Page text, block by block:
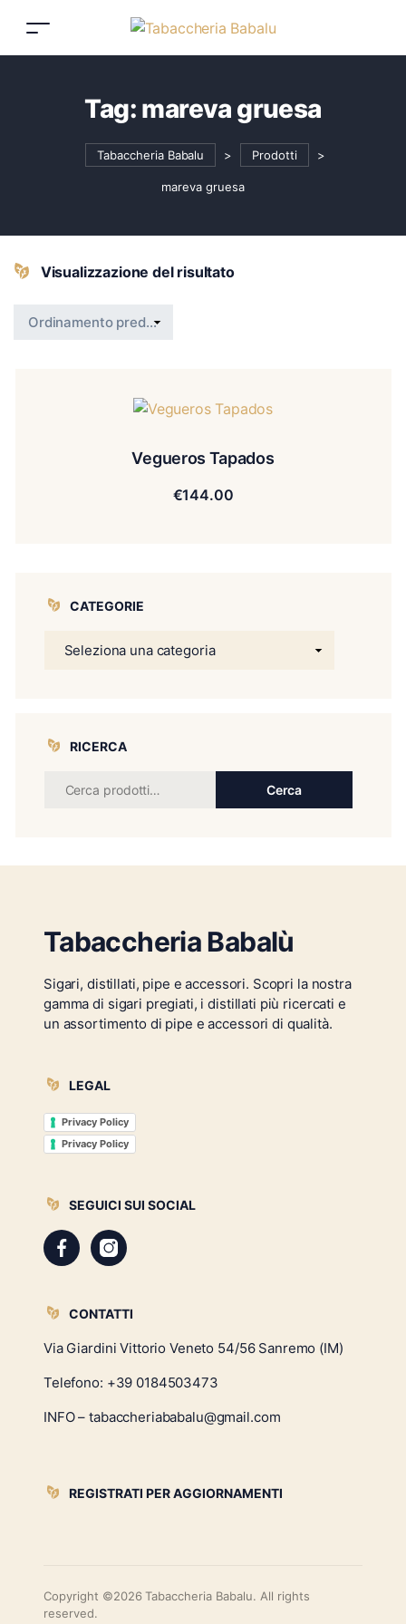
Tag: mareva gruesa
Tabaccheria Babalu > Prodotti >
mareva gruesa
Visualizzazione del risultato
Vegueros Tapados
€144.00
CATEGORIE
RICERCA
Cerca
Tabaccheria Babalù
Sigari, distillati, pipe e accessori. Scopri la nostra
gamma di sigari pregiati, i distillati più ricercati e
un assortimento di pipe e accessori di qualità.
LEGAL
Privacy Policy
Privacy Policy
SEGUICI SUI SOCIAL
CONTATTI
Via Giardini Vittorio Veneto 54/56 Sanremo (IM)
Telefono: +39 0184503473
INFO – tabaccheriababalu@gmail.com
REGISTRATI PER AGGIORNAMENTI
Copyright ©2026 Tabaccheria Babalu. All rights
reserved.